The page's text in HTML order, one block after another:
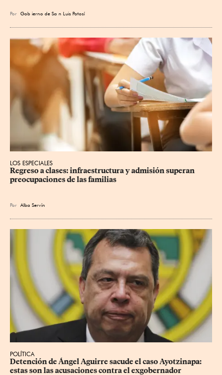
Por Gob ierno de Sa n Luis Potosí
LOS ESPECIALES
Regreso a clases: infraestructura y admisión superan
preocupaciones de las familias
Por Alba Servín
POLÍTICA
Detención de Ángel Aguirre sacude el caso Ayotzinapa:
estas son las acusaciones contra el exgobernador